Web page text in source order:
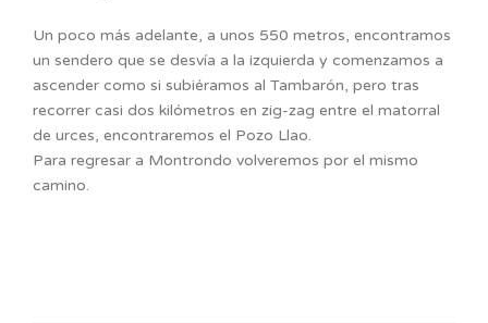
Un poco más adelante, a unos 550 metros, encontramos
un sendero que se desvía a la izquierda y comenzamos a
ascender como si subiéramos al Tambarón, pero tras
recorrer casi dos kilómetros en zig-zag entre el matorral
de urces, encontraremos el Pozo Llao.
Para regresar a Montrondo volveremos por el mismo
camino.